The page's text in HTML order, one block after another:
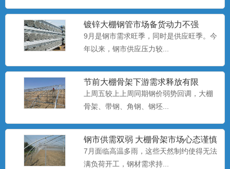
镀锌大棚钢管​市场备货动力不强
9月是钢市需求旺季，同时是供应旺季。今
年以来，钢市供应压力较...
节前大棚骨架下游需求释放有限
上周五较上上周同期钢价弱势回调，大棚
骨架、​带钢、角钢、钢坯...
钢市供需双弱 大棚骨架市场心态谨慎
偏悲观
7月面临高温多雨，这些天然制约使得无法
满负荷开工，钢材需求持...
节给开放式或半开放式畜禽...
养殖大棚厂家
节给开放式或半开放式畜禽...
养殖大棚也称暖棚养殖，是指在寒冷的季
节给开放式或半开放式畜禽...